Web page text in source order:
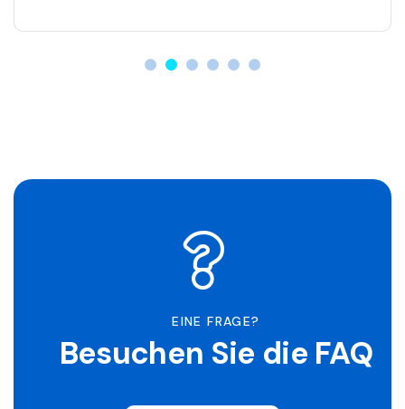
EINE FRAGE?
Besuchen Sie die FAQ